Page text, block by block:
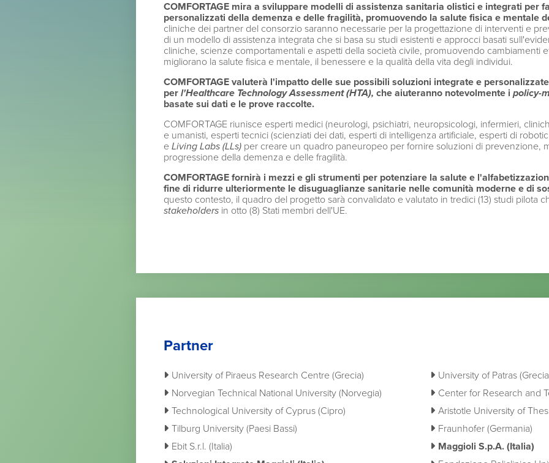
COMFORTAGE mira a sviluppare modelli di assistenza sanitaria olistici e integrati per
personalizzati della demenza e delle fragilità, promuovendo la salute fisica e mentale
cliniche dei partner del consorzio saranno necessarie per la progettazione di interventi e
di un modello di assistenza integrata che si basa su studi esistenti e approcci basati
cliniche, scienze comportamentali e aspetti della società civile, promuovendo cambiamenti
migliorano la salute fisica e mentale, il benessere e la qualità della vita degli individui.
COMFORTAGE valuterà l'impatto delle sue possibili soluzioni integrate e
per l'Healthcare Technology Assessment (HTA), che aiuteranno notevolmente i policy-
basate sui dati e le prove raccolte.
COMFORTAGE riunisce esperti medici (neurologi, psichiatri, neuropsicologi, infermieri,
e umanisti, esperti tecnici (scienziati dei dati, esperti di intelligenza artificiale, esperti di
e Living Labs (LLs) per creare un quadro paneuropeo per fornire soluzioni di prevenzione,
progressione della demenza e delle fragilità.
COMFORTAGE fornirà i mezzi e gli strumenti per potenziare la salute e
fine di ridurre ulteriormente le disuguaglianze sanitarie nelle comunità moderne e di
questo contesto, il quadro del progetto sarà convalidato e valutato in tredici (13) studi pilota
stakeholders in otto (8) Stati membri dell'UE.
Partner
University of Piraeus Research Centre (Grecia)
University of Patras
Norvegian Technical National University (Norvegia)
Center for Research and
Technological University of Cyprus (Cipro)
Aristotle University of
Tilburg University (Paesi Bassi)
Fraunhofer (Germania)
Ebit S.r.l. (Italia)
Maggioli S.p.A. (Italia)